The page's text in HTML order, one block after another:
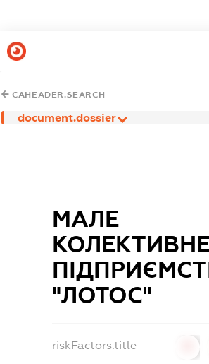
CAHEADER.SEARCH
document.dossier
МАЛЕ
"ЛОТОС"
riskFactors.title